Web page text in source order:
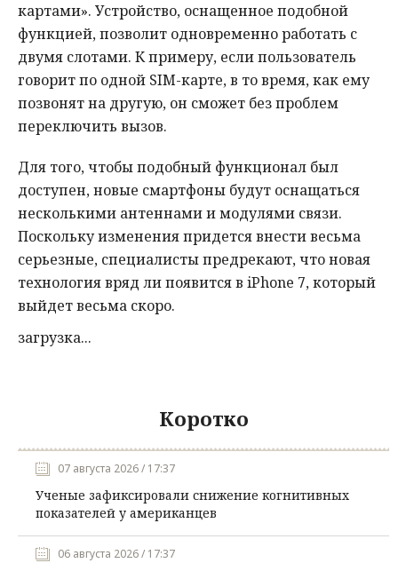
картами». Устройство, оснащенное подобной
функцией, позволит одновременно работать с
двумя слотами. К примеру, если пользователь
говорит по одной SIM-карте, в то время, как ему
позвонят на другую, он сможет без проблем
переключить вызов.
Для того, чтобы подобный функционал был
доступен, новые смартфоны будут оснащаться
несколькими антеннами и модулями связи.
Поскольку изменения придется внести весьма
серьезные, специалисты предрекают, что новая
технология вряд ли появится в iPhone 7, который
выйдет весьма скоро.
загрузка...
Коротко
07 августа 2026 / 17:37
Ученые зафиксировали снижение когнитивных
показателей у американцев
06 августа 2026 / 17:37